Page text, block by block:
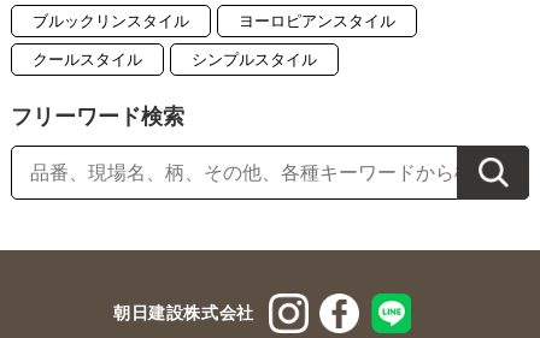
ブルックリンスタイル ヨーロピアンスタイル
クールスタイル シンプルスタイル
フリーワード検索
朝日建設株式会社